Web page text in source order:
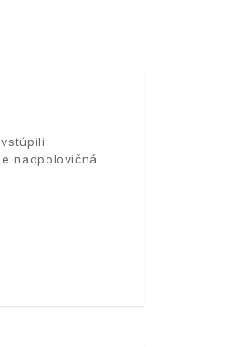
nadpolovičná